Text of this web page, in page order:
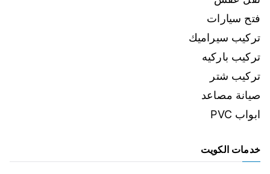
فتح سيارات
تركيب سيراميك
تركيب باركيه
تركيب شتر
صيانة مصاعد
ابواب PVC
خدمات الكويت